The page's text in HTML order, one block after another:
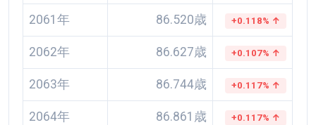
2061年 86.520歳 +0.118% ↑
2062年 86.627歳 +0.107% ↑
2063年 86.744歳 +0.117% ↑
2064年 86.861歳 +0.117% ↑